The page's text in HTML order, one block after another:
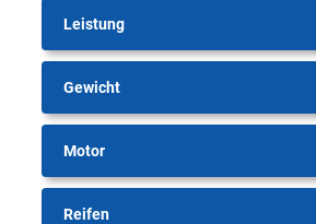
Leistung
Gewicht
Motor
Reifen